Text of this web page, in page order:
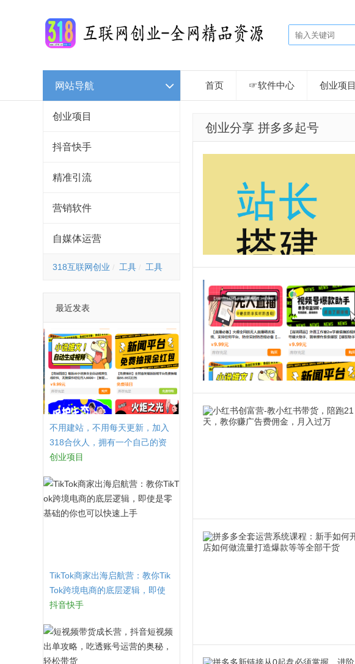
网站导航
创业项目
抖音快手
精准引流
营销软件
自媒体运营
318互联网创业 工具 工具
最近发表
不用建站，不用每天更新，加入
318合伙人，拥有一个自己的资
源站，卖课程，卖初级站长，创
创业项目
TikTok商家出海启航营：教你Tik
Tok跨境电商的底层逻辑，即使
是零基础的你也可以快速上手
抖音快手
首页 ☞软件中心 创业项目
创业分享 拼多多起号